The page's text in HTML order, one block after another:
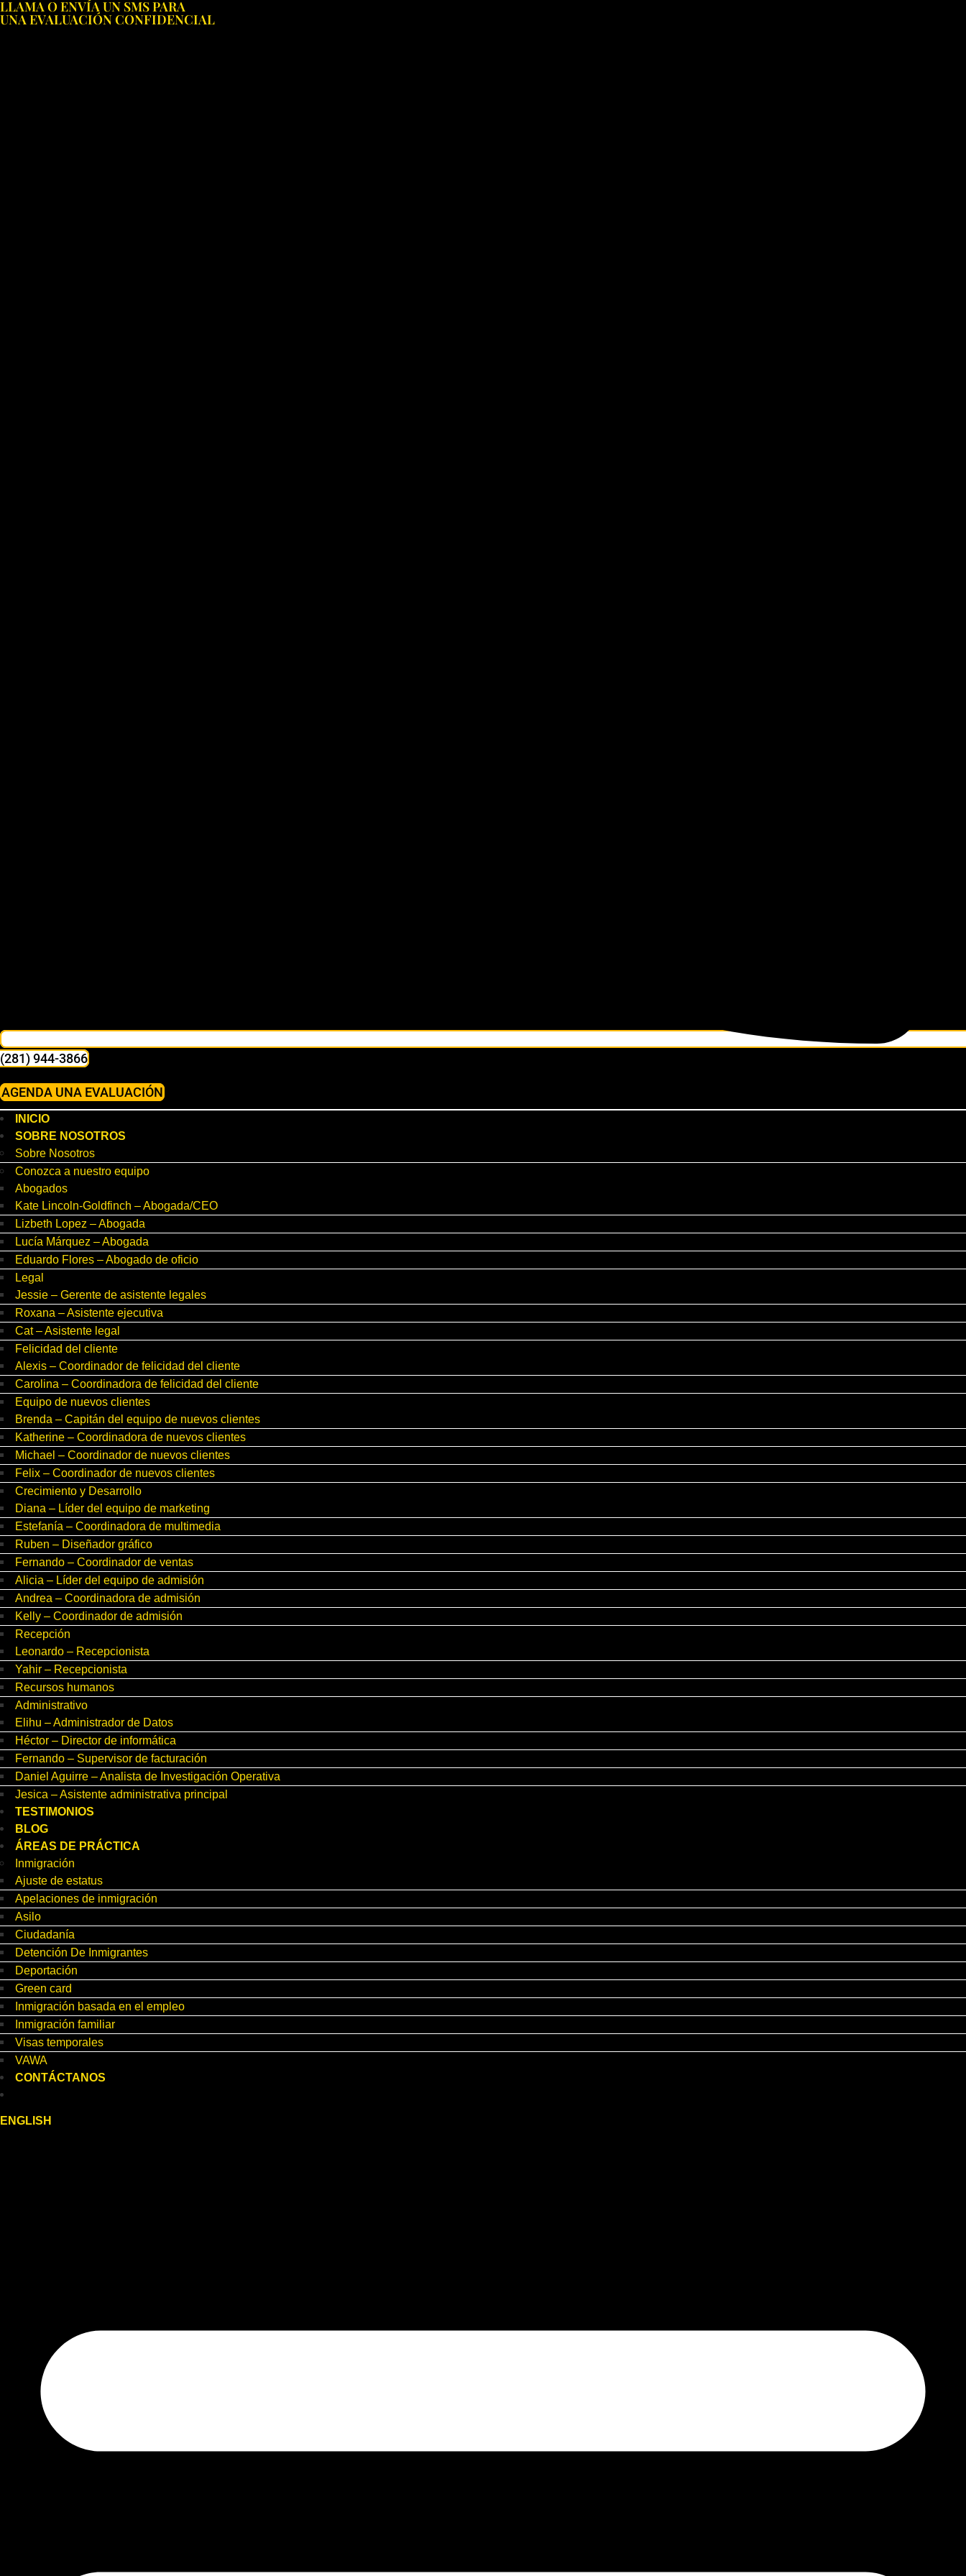
Ir
al
LLAMA O ENVÍA UN SMS PARA
UNA EVALUACIÓN CONFIDENCIAL
(281) 944-3866
AGENDA UNA EVALUACIÓN
INICIO
SOBRE NOSOTROS
Sobre Nosotros
Conozca a nuestro equipo
Abogados
Kate Lincoln-Goldfinch – Abogada/CEO
Lizbeth Lopez – Abogada
Lucía Márquez – Abogada
Eduardo Flores – Abogado de oficio
Legal
Jessie – Gerente de asistente legales
Roxana – Asistente ejecutiva
Cat – Asistente legal
Felicidad del cliente
Alexis – Coordinador de felicidad del cliente
Carolina – Coordinadora de felicidad del cliente
Equipo de nuevos clientes
Brenda – Capitán del equipo de nuevos clientes
Katherine – Coordinadora de nuevos clientes
Michael – Coordinador de nuevos clientes
Felix – Coordinador de nuevos clientes
Crecimiento y Desarrollo
Diana – Líder del equipo de marketing
Estefanía – Coordinadora de multimedia
Ruben – Diseñador gráfico
Fernando – Coordinador de ventas
Alicia – Líder del equipo de admisión
Andrea – Coordinadora de admisión
Kelly – Coordinador de admisión
Recepción
Leonardo – Recepcionista
Yahir – Recepcionista
Recursos humanos
Administrativo
Elihu – Administrador de Datos
Héctor – Director de informática
Fernando – Supervisor de facturación
Daniel Aguirre – Analista de Investigación Operativa
Jesica – Asistente administrativa principal
TESTIMONIOS
BLOG
ÁREAS DE PRÁCTICA
Inmigración
Ajuste de estatus
Apelaciones de inmigración
Asilo
Ciudadanía
Detención De Inmigrantes
Deportación
Green card
Inmigración basada en el empleo
Inmigración familiar
Visas temporales
VAWA
CONTÁCTANOS
ENGLISH